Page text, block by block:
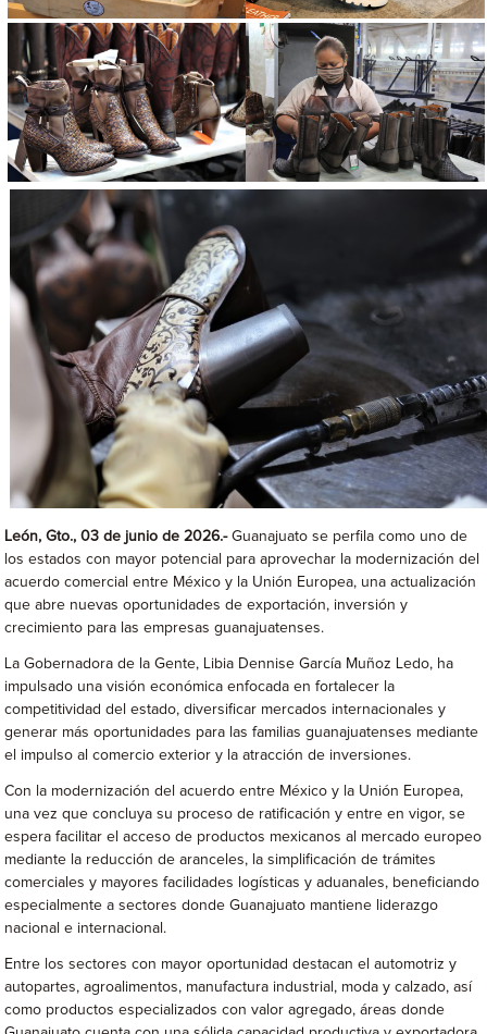
León, Gto., 03 de junio de 2026.-Guanajuato se perfila como uno de
los estados con mayor potencial para aprovechar la modernización del
acuerdo comercial entre México y la Unión Europea, una actualización
que abre nuevas oportunidades de exportación, inversión y
crecimiento para las empresas guanajuatenses.
La Gobernadora de la Gente, Libia Dennise García Muñoz Ledo, ha
impulsado una visión económica enfocada en fortalecer la
competitividad del estado, diversificar mercados internacionales y
generar más oportunidades para las familias guanajuatenses mediante
el impulso al comercio exterior y la atracción de inversiones.
Con la modernización del acuerdo entre México y la Unión Europea,
una vez que concluya su proceso de ratificación y entre en vigor, se
espera facilitar el acceso de productos mexicanos al mercado europeo
mediante la reducción de aranceles, la simplificación de trámites
comerciales y mayores facilidades logísticas y aduanales, beneficiando
especialmente a sectores donde Guanajuato mantiene liderazgo
nacional e internacional.
Entre los sectores con mayor oportunidad destacan el automotriz y
autopartes, agroalimentos, manufactura industrial, moda y calzado, así
como productos especializados con valor agregado, áreas donde